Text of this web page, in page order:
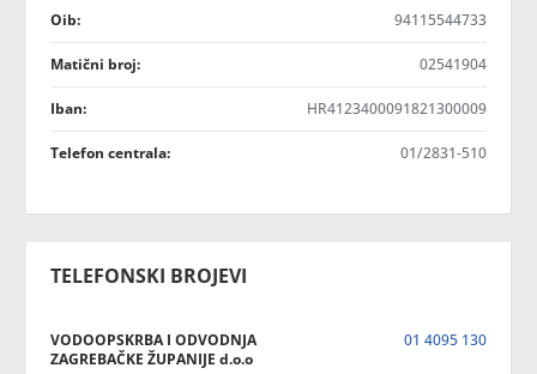
Oib: 94115544733
Matični broj: 02541904
Iban: HR4123400091821300009
Telefon centrala: 01/2831-510
TELEFONSKI BROJEVI
VODOOPSKRBA I ODVODNJA
ZAGREBAČKE ŽUPANIJE d.o.o
01 4095 130